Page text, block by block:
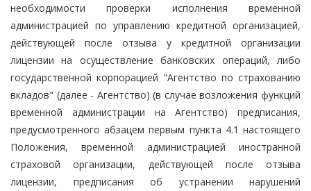
необходимости проверки исполнения временной
администрацией по управлению кредитной организацией,
действующей после отзыва у кредитной организации
лицензии на осуществление банковских операций, либо
государственной корпорацией "Агентство по страхованию
вкладов" (далее - Агентство) (в случае возложения функций
временной администрации на Агентство) предписания,
предусмотренного абзацем первым пункта 4.1 настоящего
Положения, временной администрацией иностранной
страховой организации, действующей после отзыва
лицензии, предписания об устранении нарушений